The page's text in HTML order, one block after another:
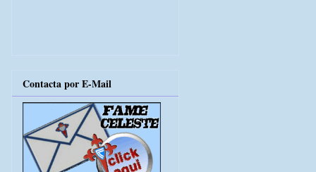
Contacta por E-Mail